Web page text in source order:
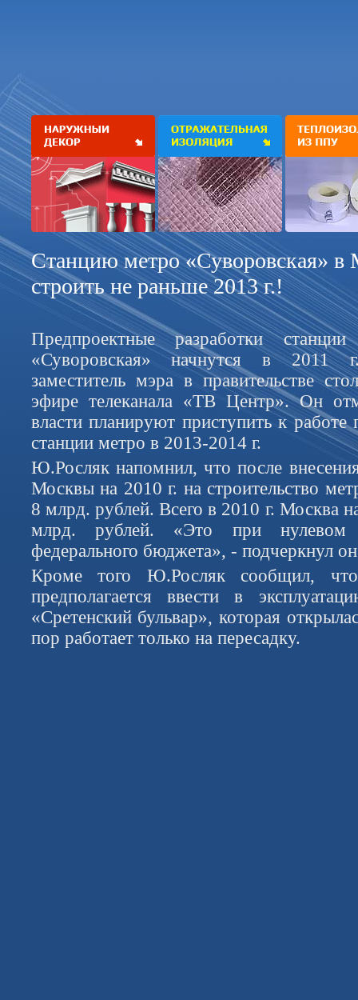
Станцию метро «Суворовская» в
строить не раньше 2013 г.!
Предпроектные разработки
«Суворовская» начнутся в 2011
заместитель мэра в правительстве
эфире телеканала «ТВ Центр». Он
власти планируют приступить к работе
станции метро в 2013-2014 г.
Ю.Росляк напомнил, что после
Москвы на 2010 г. на строительство
8 млрд. рублей. Всего в 2010 г. Москва
млрд. рублей. «Это при нулевом
федерального бюджета», - подчеркнул
Кроме того Ю.Росляк сообщил,
предполагается ввести в
«Сретенский бульвар», которая
пор работает только на пересадку.